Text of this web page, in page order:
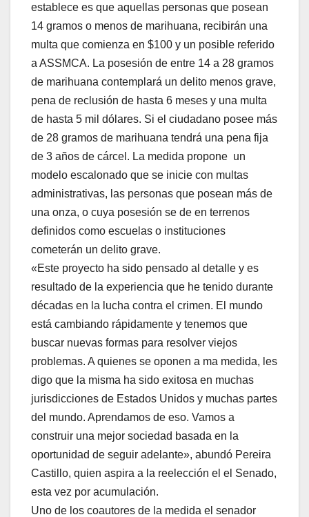
establece es que aquellas personas que posean
14 gramos o menos de marihuana, recibirán una
multa que comienza en $100 y un posible referido
a ASSMCA. La posesión de entre 14 a 28 gramos
de marihuana contemplará un delito menos grave,
pena de reclusión de hasta 6 meses y una multa
de hasta 5 mil dólares. Si el ciudadano posee más
de 28 gramos de marihuana tendrá una pena fija
de 3 años de cárcel. La medida propone un
modelo escalonado que se inicie con multas
administrativas, las personas que posean más de
una onza, o cuya posesión se de en terrenos
definidos como escuelas o instituciones
cometerán un delito grave.
«Este proyecto ha sido pensado al detalle y es
resultado de la experiencia que he tenido durante
décadas en la lucha contra el crimen. El mundo
está cambiando rápidamente y tenemos que
buscar nuevas formas para resolver viejos
problemas. A quienes se oponen a ma medida, les
digo que la misma ha sido exitosa en muchas
jurisdicciones de Estados Unidos y muchas partes
del mundo. Aprendamos de eso. Vamos a
construir una mejor sociedad basada en la
oportunidad de seguir adelante», abundó Pereira
Castillo, quien aspira a la reelección el el Senado,
esta vez por acumulación.
Uno de los coautores de la medida el senador